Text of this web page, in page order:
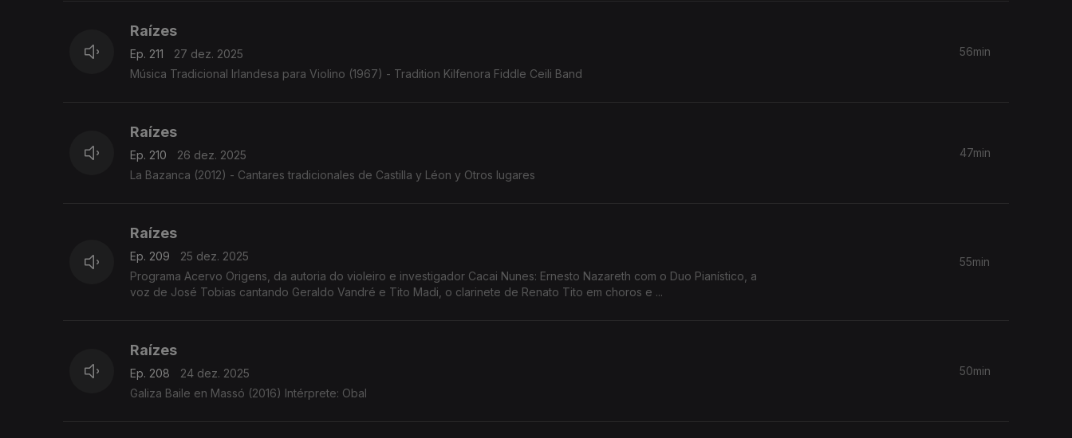
Raízes
Ep. 211
27 dez. 2025
Música Tradicional Irlandesa para Violino (1967) - Tradition Kilfenora Fiddle Ceili Band
56min
Raízes
Ep. 210
26 dez. 2025
La Bazanca (2012) - Cantares tradicionales de Castilla y Léon y Otros lugares
47min
Raízes
Ep. 209
25 dez. 2025
Programa Acervo Origens, da autoria do violeiro e investigador Cacai Nunes: Ernesto Nazareth com o Duo Pianístico, a
voz de José Tobias cantando Geraldo Vandré e Tito Madi, o clarinete de Renato Tito em choros e ...
55min
Raízes
Ep. 208
24 dez. 2025
Galiza Baile en Massó (2016) Intérprete: Obal
50min